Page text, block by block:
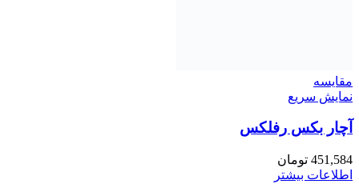
مقايسه
نمایش سریع
آچار بکس رفلکس
451,584 تومان
اطلاعات بیشتر